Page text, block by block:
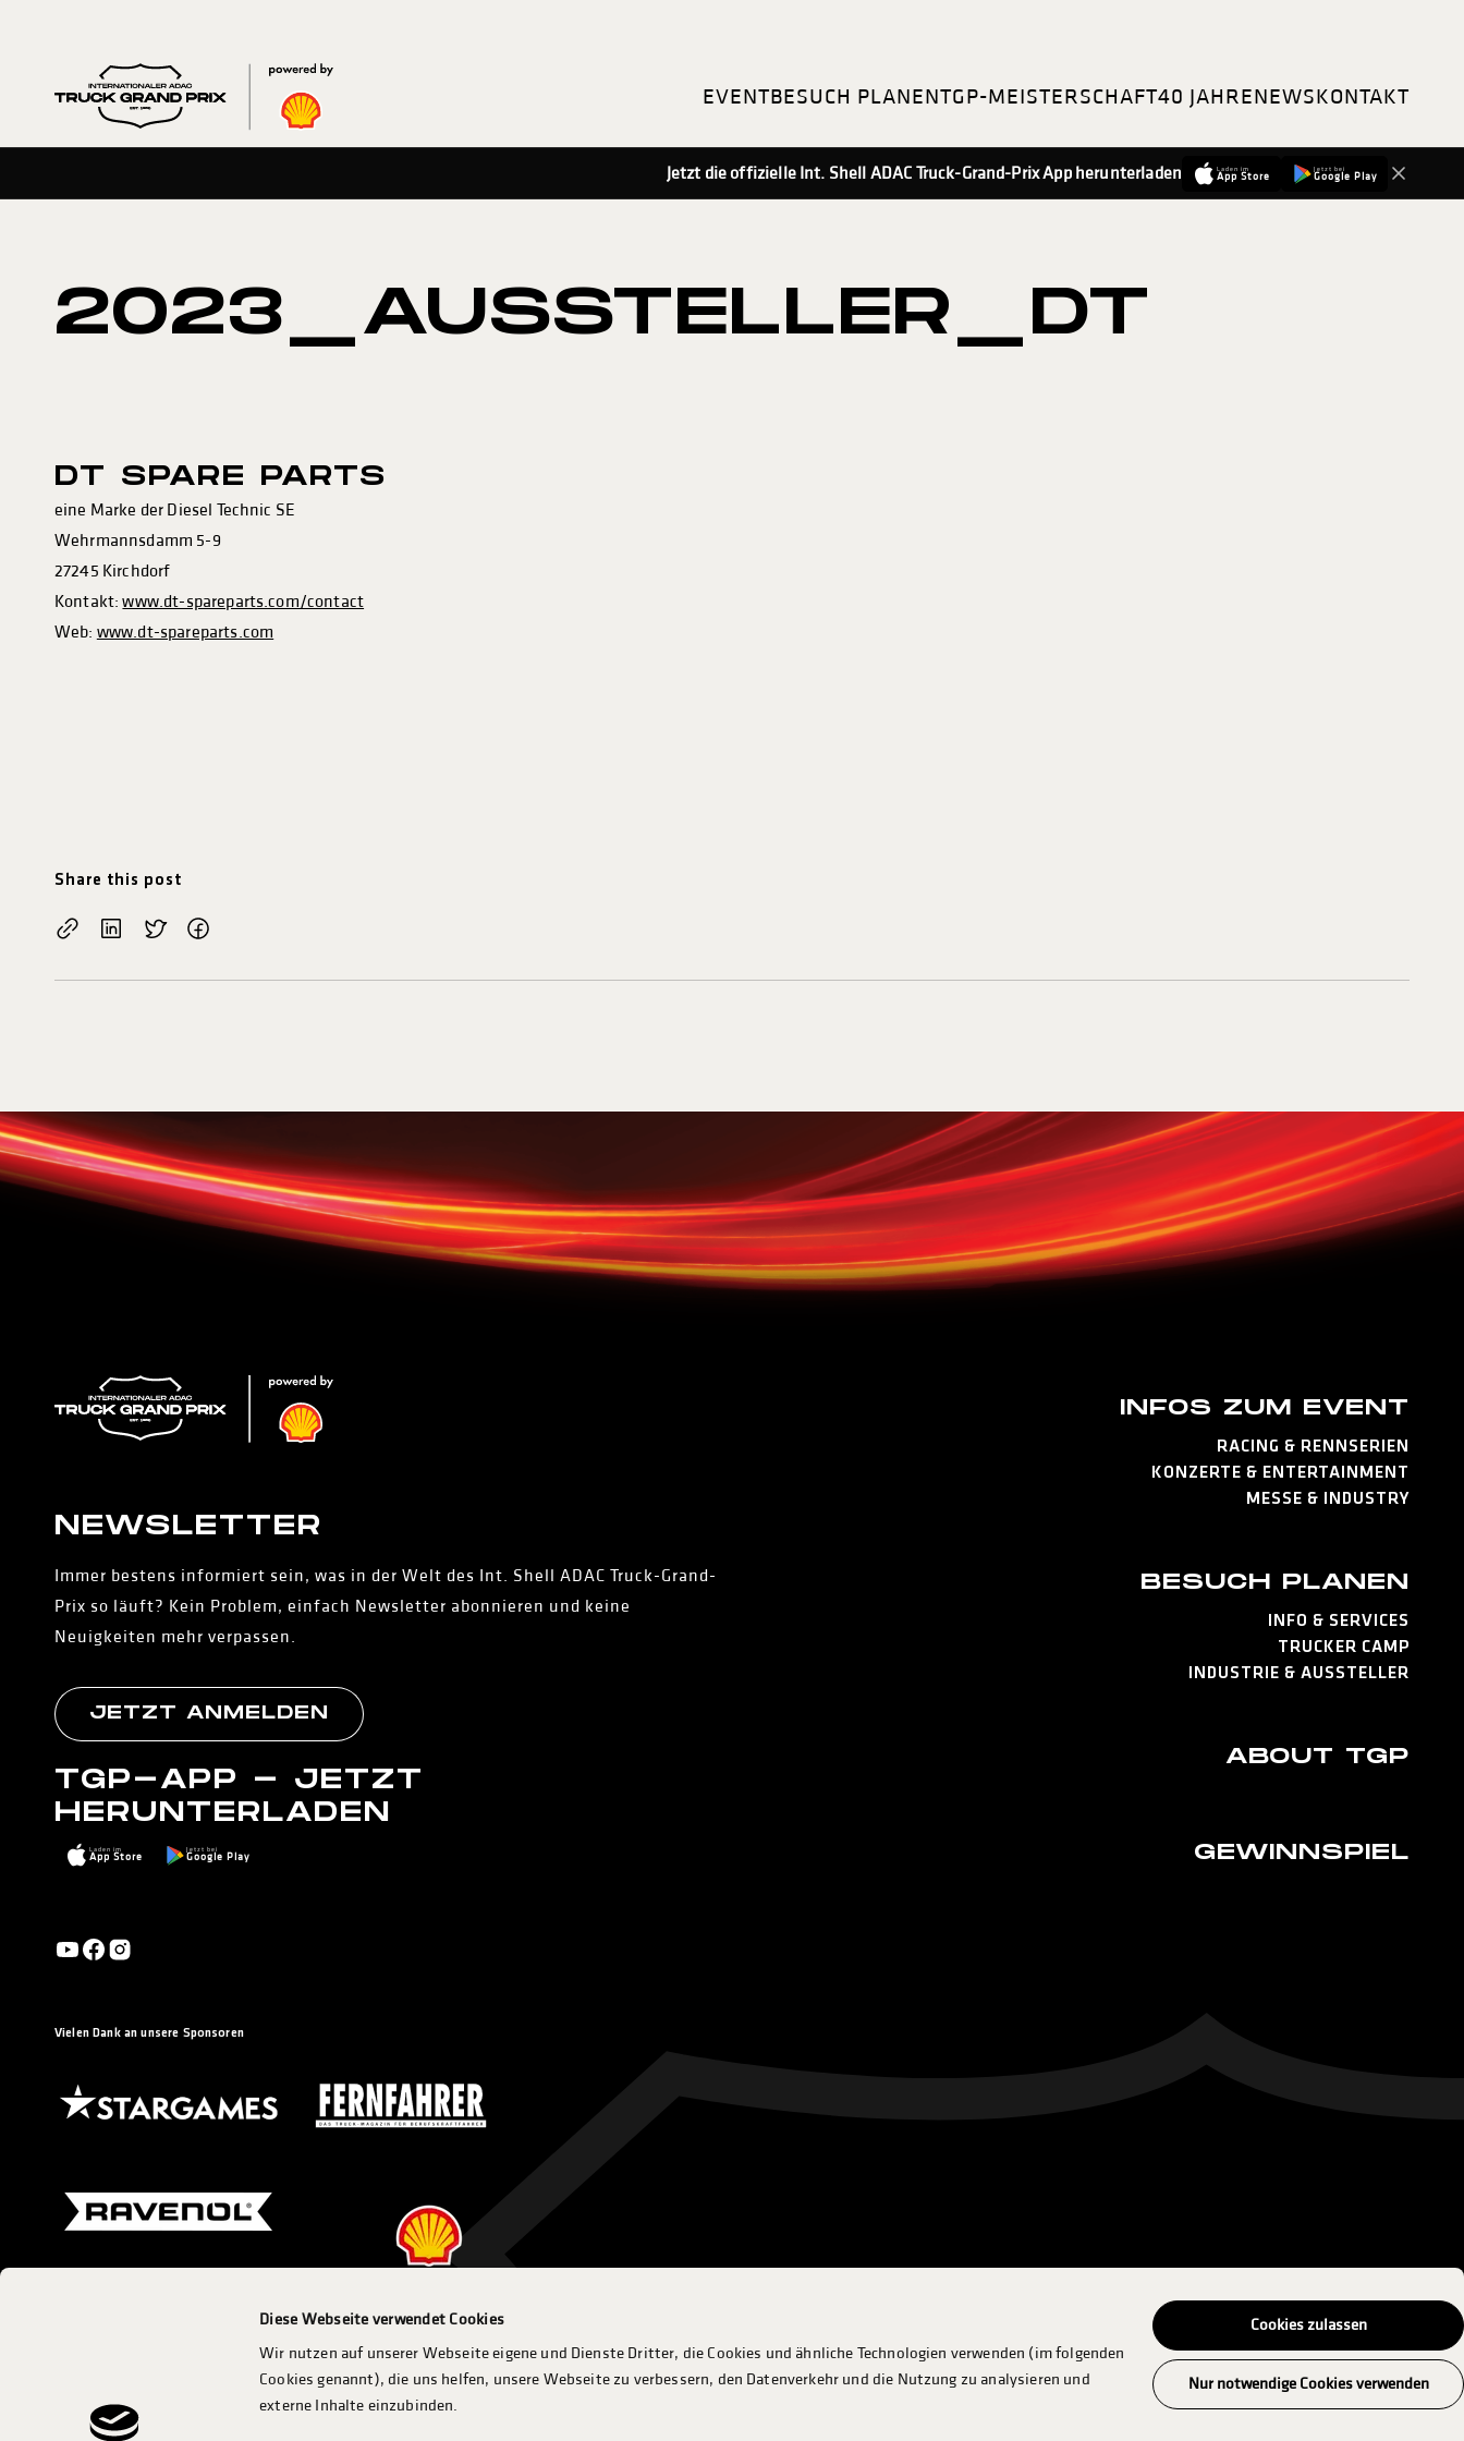
Diese Webseite verwendet Cookies
Wir nutzen auf unserer Webseite eigene und Dienste Dritter, die Cookies und ähnliche Technologien verwenden (im folgenden
Cookies genannt), die uns helfen, unsere Webseite zu verbessern, den Datenverkehr und die Nutzung zu analysieren und
externe Inhalte einzubinden.
Cookies zulassen
Nur notwendige Cookies verwenden
EVENTBESUCH PLANENTGP-MEISTERSCHAFT40 JAHRENEWSKONTAKT
Jetzt die offizielle Int. Shell ADAC Truck-Grand-Prix App herunterladen Laden im
App Store
Jetzt bei
Google Play
2023_AUSSTELLER_DT
DT SPARE PARTS
eine Marke der Diesel Technic SE
Wehrmannsdamm 5-9
27245 Kirchdorf
Kontakt:www.dt-spareparts.com/contact
Web: www.dt-spareparts.com
Share this post
NEWS­LETTER
Immer bestens informiert sein, was in der Welt des Int. Shell ADAC Truck-Grand-
Prix so läuft? Kein Problem, einfach Newsletter abonnieren und keine
Neuigkeiten mehr verpassen.
JETZT ANMELDEN
TGP-APP - JETZT
HERUNTERLADEN
Laden im
App Store
Jetzt bei
Google Play
Vielen Dank an unsere Sponsoren
INFOS ZUM EVENT
RACING & RENNSERIEN
KONZERTE & ENTERTAINMENT
MESSE & INDUSTRY
BESUCH PLANEN
INFO & SERVICES
TRUCKER CAMP
INDUSTRIE & AUSSTELLER
ABOUT TGP
GEWINNSPIEL